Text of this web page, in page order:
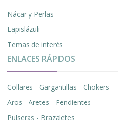
Nácar y Perlas
Lapislázuli
Temas de interés
ENLACES RÁPIDOS
Collares - Gargantillas - Chokers
Aros - Aretes - Pendientes
Pulseras - Brazaletes